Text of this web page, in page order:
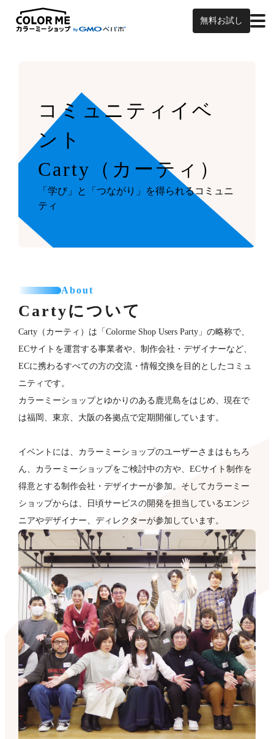
無料お試し
コミュニティイベ
ント
Carty（カーティ）
「学び」と「つながり」を得られるコミュニ
ティ
About
Cartyについて
Carty（カーティ）は「Colorme Shop Users Party」の略称で、
ECサイトを運営する事業者や、制作会社・デザイナーなど、
ECに携わるすべての方の交流・情報交換を目的としたコミュ
ニティです。
カラーミーショップとゆかりのある鹿児島をはじめ、現在で
は福岡、東京、大阪の各拠点で定期開催しています。
イベントには、カラーミーショップのユーザーさまはもちろ
ん、カラーミーショップをご検討中の方や、ECサイト制作を
得意とする制作会社・デザイナーが​参加。そしてカラーミー
ショップからは、日頃サービスの開発を担当しているエンジ
ニアやデザイナー、ディレクターが参加していま​す。